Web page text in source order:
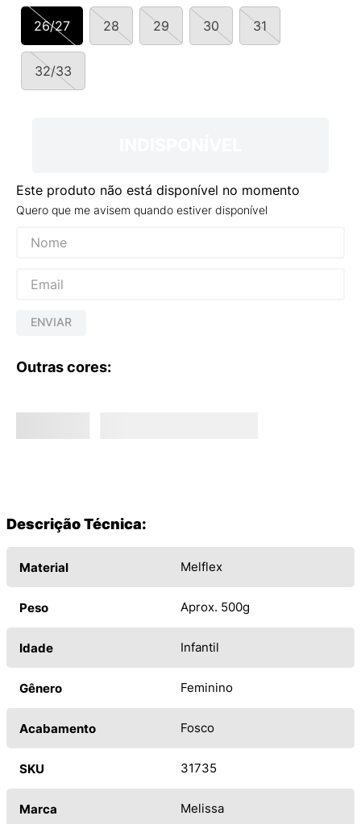
26/27 28 29 30 31
32/33
Este produto não está disponível no momento
Quero que me avisem quando estiver disponível
ENVIAR
Outras cores:
Descrição Técnica:
Material Melflex
Peso Aprox. 500g
Idade Infantil
Gênero Feminino
Acabamento Fosco
SKU 31735
Marca Melissa
9º
VANS TÊNIS VANS ULTRARANGE
10º NEW BALANCE 204L